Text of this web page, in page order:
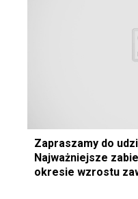
Zapraszamy do
Najważniejsze
okresie wzrostu